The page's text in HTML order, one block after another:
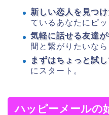
新しい恋人を見つけ
ているあなたにピッ
気軽に話せる友達が
間と繋がりたいなら
まずはちょっと試し
にスタート。
ハッピーメールの